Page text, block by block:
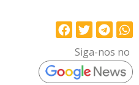
Siga-nos no